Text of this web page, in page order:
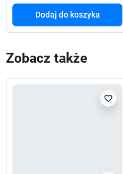
Dodaj do koszyka
Zobacz także
favorite_border